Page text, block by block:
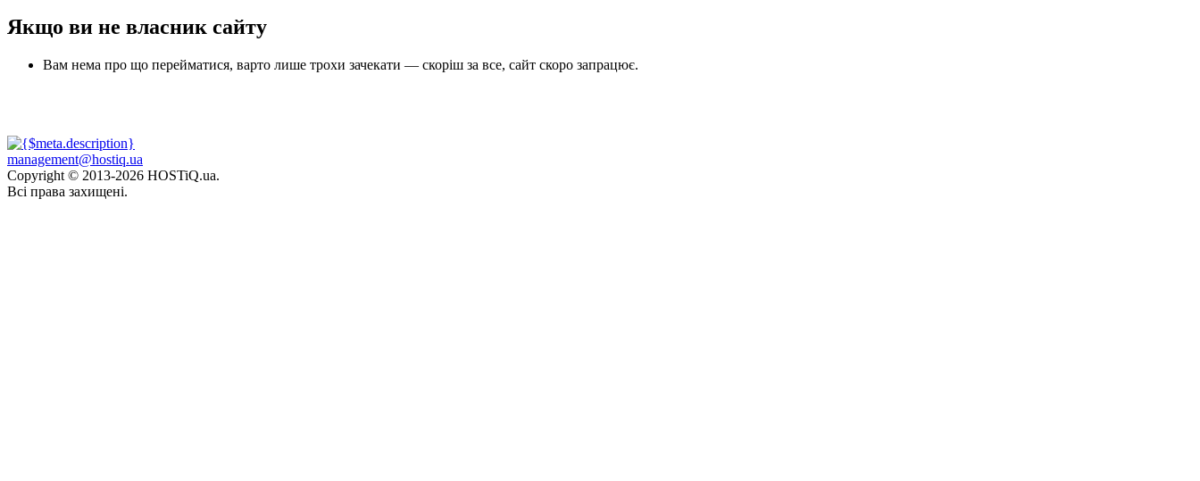
Якщо ви не власник сайту
Вам нема про що перейматися, варто лише трохи зачекати — скоріш за все, сайт скоро запрацює.
management@hostiq.ua
Copyright © 2013-2026 HOSTiQ.ua.
Всі права захищені.